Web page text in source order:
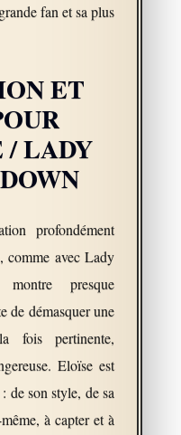
fan et sa plus
ET
/ LADY
profondément
comme avec Lady
presque
de démasquer une
fois pertinente,
Eloïse est
de son style, de sa
à capter et à